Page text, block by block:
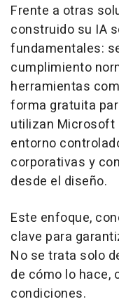
Frente a otras
construido su IA
fundamentales:
cumplimiento
herramientas
forma gratuita
utilizan Microsoft
entorno
corporativas y
desde el diseño.
Este enfoque,
clave para
No se trata solo
de cómo lo hace,
condiciones.